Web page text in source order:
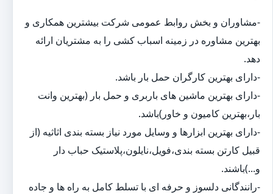
-مشاوران و بخش روابط عمومی شرکت بیشترین همکاری و
بهترین مشاوره در زمینه اسباب کشی را به مشتریان ارائه
دهد.
-دارای بهترین کارگران حمل بار باشد.
-دارای بهترین ماشین های باربری و حمل بار (بهترین وانت
بار،بهترین کامیون و خاور)باشد.
-دارای بهترین ابزارها و وسایل مورد نیاز بسته بندی اثاثیه (از
قبیل کارتن بسته بندی،فویل،نایلون،پلاستیک حباب دار
و...)باشند.
-رانندگانی دلسوز و حرفه ای با تسلط کامل به راه ها و جاده